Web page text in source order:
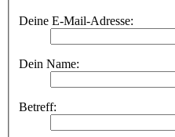
Deine E-Mail-Adresse:
Dein Name:
Betreff: